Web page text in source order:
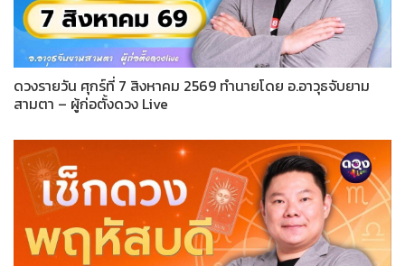
ดวงรายวัน ศุกร์ที่ 7 สิงหาคม 2569 ทำนายโดย อ.อาวุธจับยาม
สามตา – ผู้ก่อตั้งดวง Live